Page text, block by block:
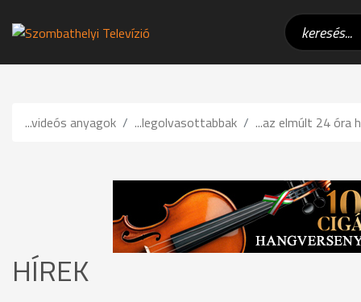
...videós anyagok ...legolvasottabbak ...az elmúlt 24 óra
HÍREK